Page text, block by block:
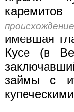
каремитов
имевшая
Кусе (в
займы с